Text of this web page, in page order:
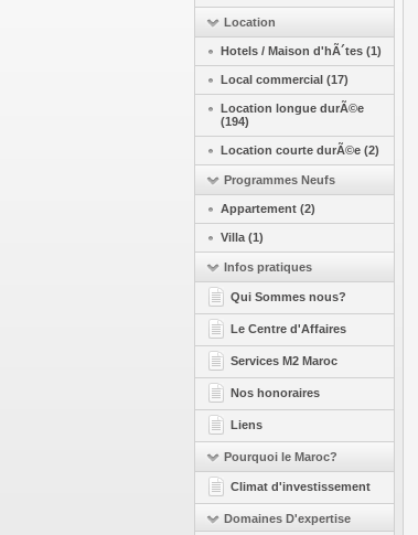
Location
Hotels / Maison d'hÃ´tes (1)
Local commercial (17)
Location longue durÃ©e
(194)
Location courte durÃ©e (2)
Programmes Neufs
Appartement (2)
Villa (1)
Infos pratiques
Qui Sommes nous?
Le Centre d'Affaires
Services M2 Maroc
Nos honoraires
Liens
Pourquoi le Maroc?
Climat d'investissement
Domaines D'expertise